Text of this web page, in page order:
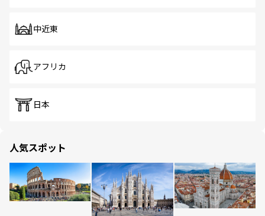
中近東
アフリカ
日本
人気スポット